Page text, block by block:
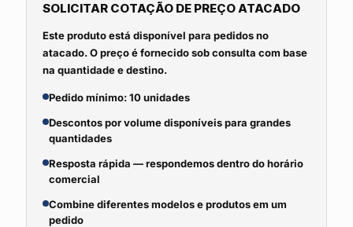
SOLICITAR COTAÇÃO DE PREÇO ATACADO
Este produto está disponível para pedidos no
atacado. O preço é fornecido sob consulta com base
na quantidade e destino.
Pedido mínimo: 10 unidades
Descontos por volume disponíveis para grandes
quantidades
Resposta rápida — respondemos dentro do horário
comercial
Combine diferentes modelos e produtos em um
pedido